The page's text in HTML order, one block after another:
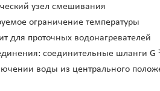
узел смешивания
ограничение температуры
для проточных водонагревателей
соединительные шланги G
воды из центрального